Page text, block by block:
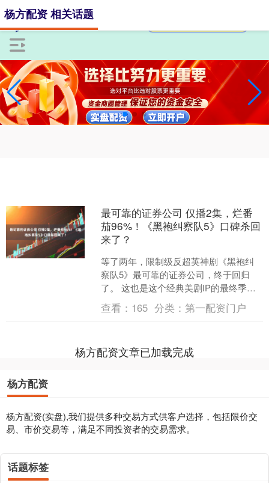
杨方配资 相关话题
最可靠的证券公司 仅播2集，烂番
茄96%！《黑袍纠察队5》口碑杀回
来了？
等了两年，限制级反超英神剧《黑袍纠
察队5》最可靠的证券公司，终于回归
了。 这也是这个经典美剧IP的最终季。
首播两集之后，这部王牌美剧，仅剩六
集。 《黑袍纠察队....
查看： 165 分类： 第一配资门户
杨方配资文章已加载完成
杨方配资
杨方配资(实盘),我们提供多种交易方式供客户选择，包括限价交
易、市价交易等，满足不同投资者的交易需求。
话题标签